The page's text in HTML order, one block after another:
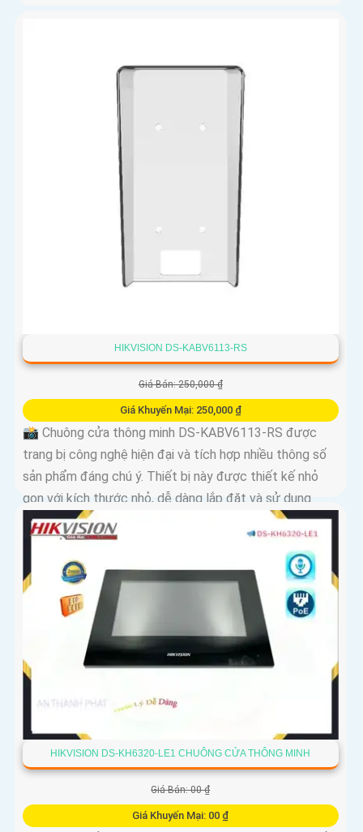
HIKVISION DS-KABV6113-RS
Giá Bán: 250,000 ₫
Giá Khuyến Mại: 250,000 ₫
📸 Chuông cửa thông minh DS-KABV6113-RS được
trang bị công nghệ hiện đại và tích hợp nhiều thông số
sản phẩm đáng chú ý. Thiết bị này được thiết kế nhỏ
gọn với kích thước nhỏ, dễ dàng lắp đặt và sử dụng.
Chuông cửa thông minh này có tính năng nhận dạng
khuôn mặt thông qua camera HD, cho phép người dùng
nhìn rõ hình ảnh và video chất lượng cao. Ngoài ra, nó
còn tích hợp khả năng nhận dạng giọng nói,
HIKVISION DS-KH6320-LE1 CHUÔNG CỬA THÔNG MINH
Giá Bán: 00 ₫
Giá Khuyến Mại: 00 ₫